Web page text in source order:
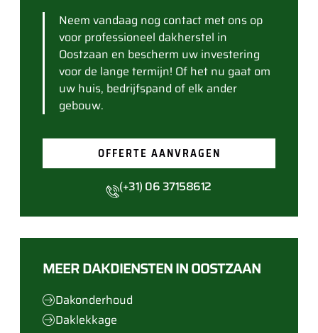
Neem vandaag nog contact met ons op
voor professioneel dakherstel in
Oostzaan en bescherm uw investering
voor de lange termijn! Of het nu gaat om
uw huis, bedrijfspand of elk ander
gebouw.
OFFERTE AANVRAGEN
(+31) 06 37158612
MEER DAKDIENSTEN IN OOSTZAAN
Dakonderhoud
Daklekkage